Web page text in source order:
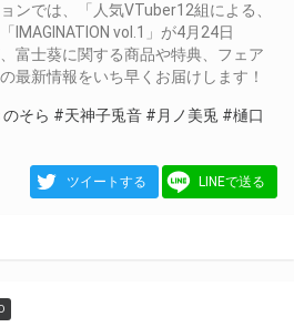
ンでは、「人気VTuber12組による、
IMAGINATION vol.1」が4月24日
富士葵に関する商品や特典、フェア
最新情報をいち早くお届けします！
そら #天神子兎音 #月ノ美兎 #樋口
ツイートする LINEで送る